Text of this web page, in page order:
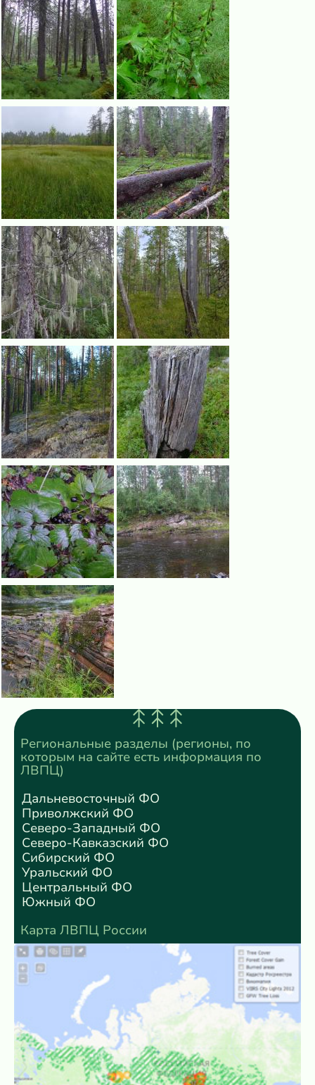
Региональные разделы (регионы, по
которым на сайте есть информация по
ЛВПЦ)
Дальневосточный ФО
Приволжский ФО
Северо-Западный ФО
Северо-Кавказский ФО
Сибирский ФО
Уральский ФО
Центральный ФО
Южный ФО
Карта ЛВПЦ России